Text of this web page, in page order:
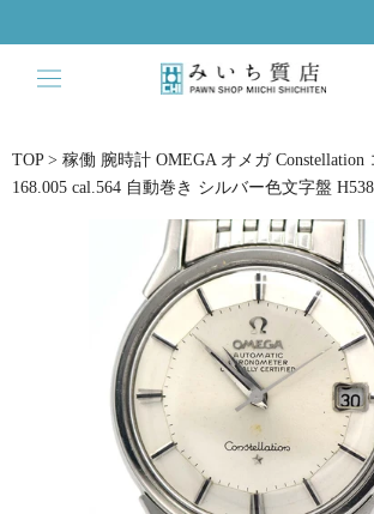
キ
て
コ
TOP > 稼働 腕時計 OMEGA オメガ Constellation
168.005 cal.564 自動巻き シルバー色文字盤 H538